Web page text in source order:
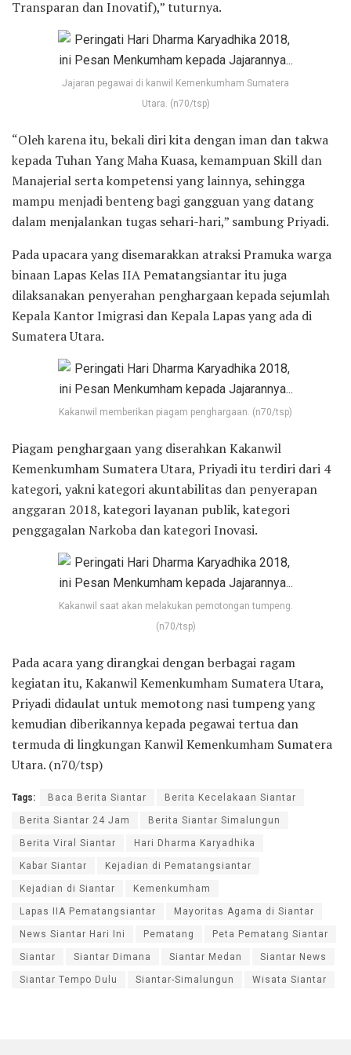
Transparan dan Inovatif),” tuturnya.
Jajaran pegawai di kanwil Kemenkumham Sumatera
Utara. (n70/tsp)
“Oleh karena itu, bekali diri kita dengan iman dan takwa
kepada Tuhan Yang Maha Kuasa, kemampuan Skill dan
Manajerial serta kompetensi yang lainnya, sehingga
mampu menjadi benteng bagi gangguan yang datang
dalam menjalankan tugas sehari-hari,” sambung Priyadi.
Pada upacara yang disemarakkan atraksi Pramuka warga
binaan Lapas Kelas IIA Pematangsiantar itu juga
dilaksanakan penyerahan penghargaan kepada sejumlah
Kepala Kantor Imigrasi dan Kepala Lapas yang ada di
Sumatera Utara.
Kakanwil memberikan piagam penghargaan. (n70/tsp)
Piagam penghargaan yang diserahkan Kakanwil
Kemenkumham Sumatera Utara, Priyadi itu terdiri dari 4
kategori, yakni kategori akuntabilitas dan penyerapan
anggaran 2018, kategori layanan publik, kategori
penggagalan Narkoba dan kategori Inovasi.
Kakanwil saat akan melakukan pemotongan tumpeng.
(n70/tsp)
Pada acara yang dirangkai dengan berbagai ragam
kegiatan itu, Kakanwil Kemenkumham Sumatera Utara,
Priyadi didaulat untuk memotong nasi tumpeng yang
kemudian diberikannya kepada pegawai tertua dan
termuda di lingkungan Kanwil Kemenkumham Sumatera
Utara. (n70/tsp)
Tags: Baca Berita Siantar Berita Kecelakaan Siantar
Berita Siantar 24 Jam Berita Siantar Simalungun
Berita Viral Siantar Hari Dharma Karyadhika
Kabar Siantar Kejadian di Pematangsiantar
Kejadian di Siantar Kemenkumham
Lapas IIA Pematangsiantar Mayoritas Agama di Siantar
News Siantar Hari Ini Pematang Peta Pematang Siantar
Siantar Siantar Dimana Siantar Medan Siantar News
Siantar Tempo Dulu Siantar-Simalungun Wisata Siantar